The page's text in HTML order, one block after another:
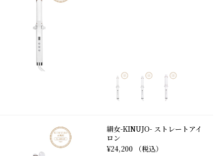
絹女-KINUJO- ストレートアイ
ロン
¥24,200 （税込）